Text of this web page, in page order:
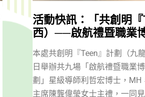
活動快訊：「共創明
西）──啟航禮暨職業
本處共創明『Teen』計劃（九
日舉辦共九場「啟航禮暨職業
劃」星級導師利哲宏博士，
主席陳龔偉瑩女士主禮，一同